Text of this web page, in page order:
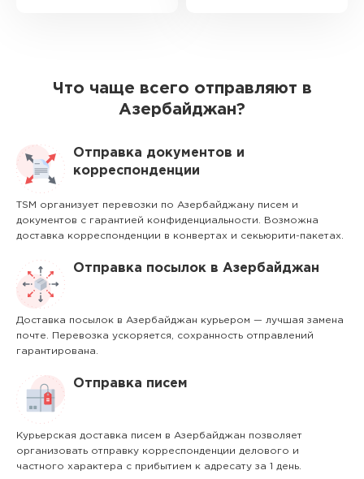
Что чаще всего отправляют в
Азербайджан?
Отправка документов и
корреспонденции
TSM организует перевозки по Азербайджану писем и
документов с гарантией конфиденциальности. Возможна
доставка корреспонденции в конвертах и секьюрити-пакетах.
Отправка посылок в Азербайджан
Доставка посылок в Азербайджан курьером — лучшая замена
почте. Перевозка ускоряется, сохранность отправлений
гарантирована.
Отправка писем
Курьерская доставка писем в Азербайджан позволяет
организовать отправку корреспонденции делового и
частного характера с прибытием к адресату за 1 день.